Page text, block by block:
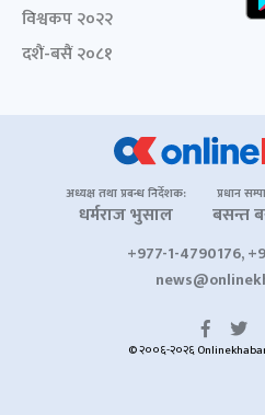
विश्वकप २०२२
दशैं-बसैं २०८१
अध्यक्ष तथा प्रबन्ध निर्देशक:
धर्मराज भुसाल
प्रधान
बसन्त
+977-1-4790176,
© २००६-२०२६